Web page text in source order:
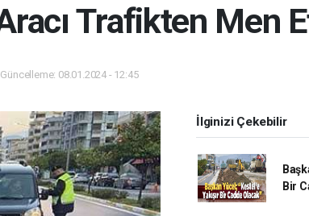
Trafikten Men
08.01.2024 - 12:45
İlginizi Çekebilir
Bir